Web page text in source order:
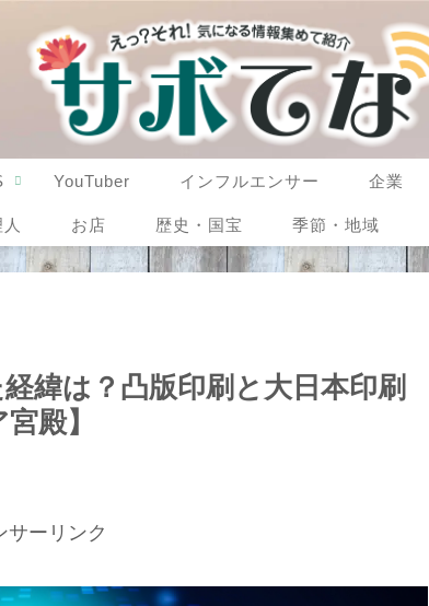
YouTuber インフルエンサー 企業
お店 歴史・国宝 季節・地域
緯は？凸版印刷と大日本印刷
殿】
サーリンク